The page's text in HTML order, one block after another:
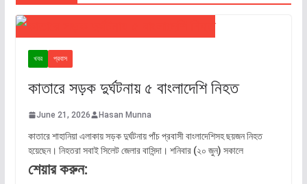
খবর প্রবাস
কাতারে সড়ক দুর্ঘটনায় ৫ বাংলাদেশি নিহত
June 21, 2026 Hasan Munna
কাতারে শাহানিয়া এলাকায় সড়ক দুর্ঘটনায় পাঁচ প্রবাসী বাংলাদেশিসহ ছয়জন নিহত
হয়েছেন। নিহতরা সবাই সিলেট জেলার বাসিন্দা। শনিবার (২০ জুন) সকালে
শেয়ার করুন: